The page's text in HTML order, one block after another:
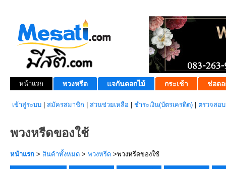
หน้าแรก พวงหรีด แจกันดอกไม้ กระเช้า ช่อดอ
เข้าสู่ระบบ สมัครสมาชิก ส่วนช่วยเหลือ ชำระเงิน(บัตรเครดิต) ตรวจสอ
พวงหรีดของใช้
หน้าแรก > สินค้าทั้งหมด > พวงหรีด >พวงหรีดของใช้